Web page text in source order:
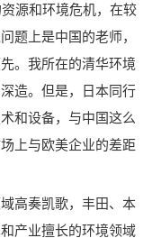
源和环境危机，在较
题上是中国的老师，
。我所在的清华环境
造。但是，日本同行
和设备，与中国这么
上与欧美企业的差距
高奏凯歌，丰田、本
产业擅长的环境领域